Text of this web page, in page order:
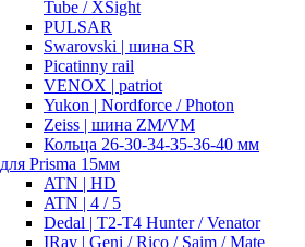
Tube / XSight
PULSAR
Swarovski | шина SR
Picatinny rail
VENOX | patriot
Yukon | Nordforce / Photon
Zeiss | шина ZM/VM
Кольца 26-30-34-35-36-40 мм
для Prisma 15мм
ATN | HD
ATN | 4 / 5
Dedal | T2-T4 Hunter / Venator
IRay | Geni / Rico / Saim / Mate